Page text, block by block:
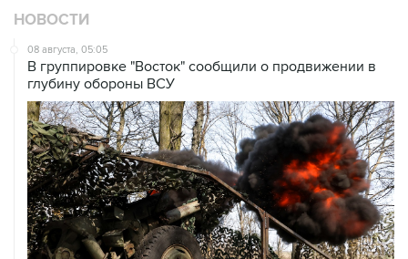
НОВОСТИ
08 августа, 05:05
В группировке "Восток" сообщили о продвижении в
глубину обороны ВСУ